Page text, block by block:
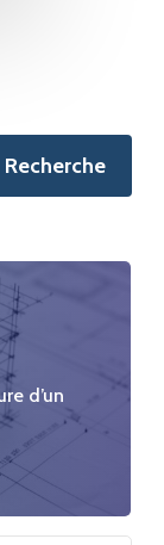
Recherche
d’un